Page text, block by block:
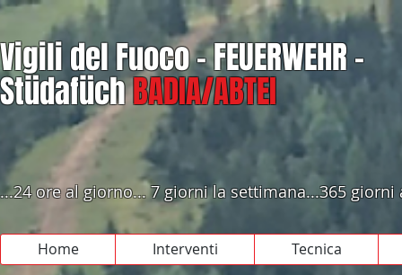
Vigili del Fuoco - FEUERWEHR -
StüdafüchBADIA/ABTEI
...24 ore al giorno... 7 giorni la settimana...365
Home Interventi Tecnica